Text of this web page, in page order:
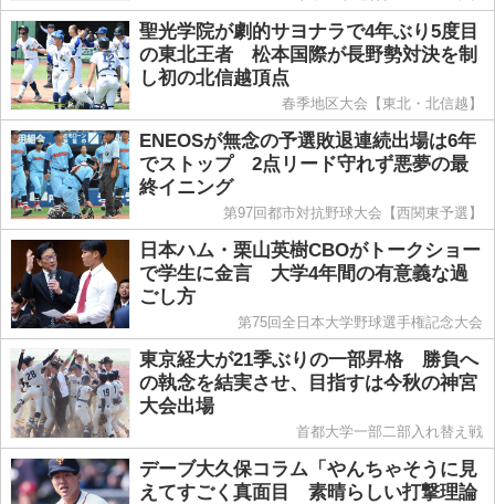
す」
聖光学院が劇的サヨナラで4年ぶり5度目
の東北王者 松本国際が長野勢対決を制
し初の北信越頂点
春季地区大会【東北・北信越】
ENEOSが無念の予選敗退連続出場は6年
でストップ 2点リード守れず悪夢の最
終イニング
第97回都市対抗野球大会【西関東予選】
日本ハム・栗山英樹CBOがトークショー
で学生に金言 大学4年間の有意義な過
ごし方
第75回全日本大学野球選手権記念大会
東京経大が21季ぶりの一部昇格 勝負へ
の執念を結実させ、目指すは今秋の神宮
大会出場
首都大学一部二部入れ替え戦
デーブ大久保コラム「やんちゃそうに見
えてすごく真面目 素晴らしい打撃理論